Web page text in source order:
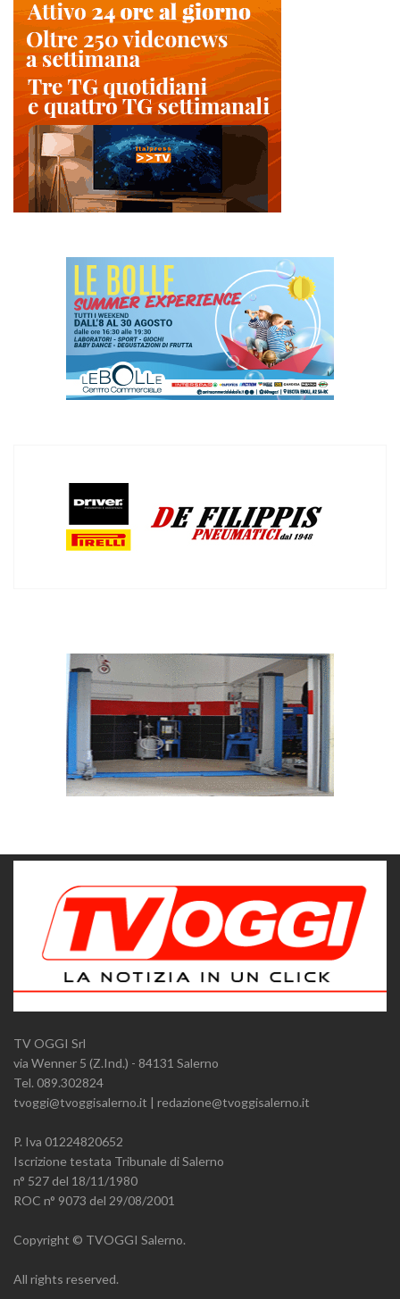
TV OGGI Srl
via Wenner 5 (Z.Ind.) - 84131 Salerno
Tel. 089.302824
tvoggi@tvoggisalerno.it | redazione@tvoggisalerno.it
P. Iva 01224820652
Iscrizione testata Tribunale di Salerno
n° 527 del 18/11/1980
ROC n° 9073 del 29/08/2001
Copyright © TVOGGI Salerno.
All rights reserved.